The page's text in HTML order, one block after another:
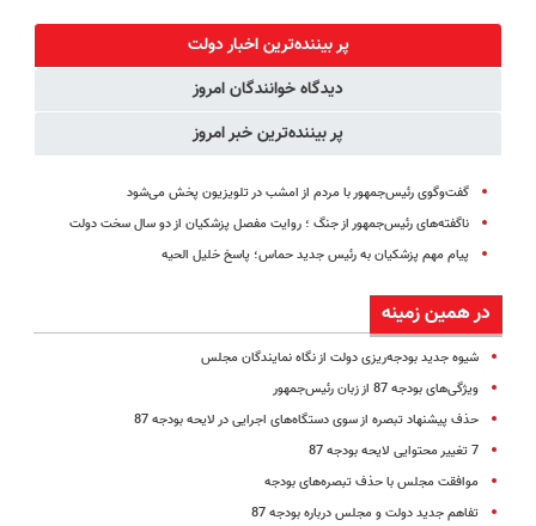
«فرم پر کن»
پر بیننده‌ترین اخبار دولت
دیدگاه خوانندگان امروز
پر بیننده‌ترین خبر امروز
گفت‌وگوی رئیس‌جمهور با مردم از امشب در تلویزیون پخش می‌شود
ناگفته‌های رئیس‌جمهور از جنگ ؛ روایت مفصل پزشکیان از دو سال سخت دولت
پیام مهم پزشکیان به رئیس جدید حماس؛ پاسخ خلیل الحیه
در همین زمینه
شیوه جدید بودجه‌ریزی دولت از نگاه نمایندگان مجلس
ویژگی‌های بودجه 87 از زبان رئیس‌جمهور
حذف پیشنهاد تبصره از سوی دستگاه‌های اجرایی در لایحه بودجه 87
7 تغییر محتوایی لایحه بودجه 87
موافقت مجلس با حذف تبصره‌های بودجه
تفاهم‌ جدید دولت و مجلس درباره بودجه 87